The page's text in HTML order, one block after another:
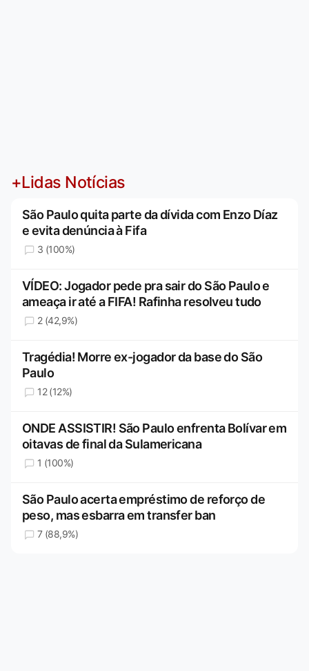
+Lidas Notícias
São Paulo quita parte da dívida com Enzo Díaz
e evita denúncia à Fifa
3 (100%)
VÍDEO: Jogador pede pra sair do São Paulo e
ameaça ir até a FIFA! Rafinha resolveu tudo
2 (42,9%)
Tragédia! Morre ex-jogador da base do São
Paulo
12 (12%)
ONDE ASSISTIR! São Paulo enfrenta Bolívar em
oitavas de final da Sulamericana
1 (100%)
São Paulo acerta empréstimo de reforço de
peso, mas esbarra em transfer ban
7 (88,9%)